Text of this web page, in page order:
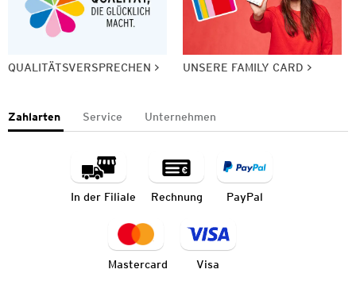
QUALITÄTSVERSPRECHEN UNSERE FAMILY CARD
Zahlarten Service Unternehmen
In der Filiale Rechnung PayPal
Mastercard Visa